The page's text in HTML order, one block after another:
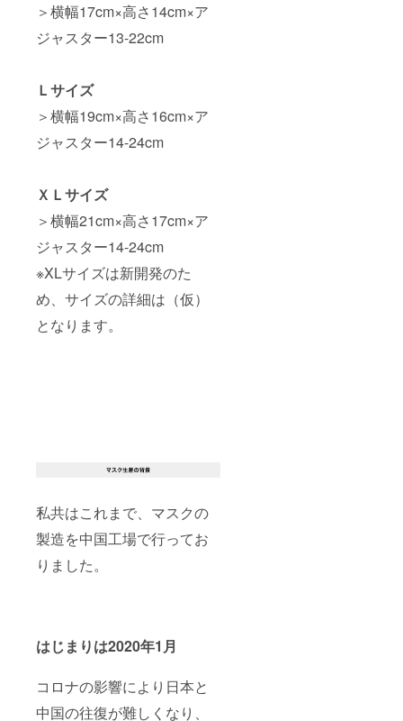
＞横幅17cm×高さ14cm×ア
ジャスター13-22cm
Ｌサイズ
＞横幅19cm×高さ16cm×ア
ジャスター14-24cm
ＸＬサイズ
＞横幅21cm×高さ17cm×ア
ジャスター14-24cm
※XLサイズは新開発のた
め、サイズの詳細は（仮）
となります。
私共はこれまで、マスクの
製造を中国工場で行ってお
りました。
はじまりは2020年1月
コロナの影響により日本と
中国の往復が難しくなり、